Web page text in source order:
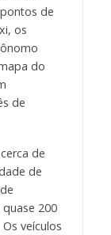
de
os
do
de
de
de
200
veículos